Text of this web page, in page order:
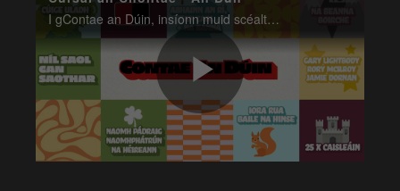
I gContae an Dúin, insíonn muid scéalta atá fite fuaite leis an stair agus leis na finscéalta. Deirtear gur anseo i nDún Pádraig atá Naomh Pádraig curtha.
Play